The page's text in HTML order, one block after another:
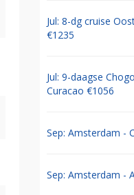
Jul: 8-dg cruise
€1235
Jul: 9-daagse
Curacao €1056
Sep: Amsterdam -
Sep: Amsterdam -